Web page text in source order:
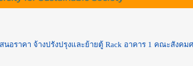
นอราคา จ้างปรังปรุงและย้ายตู้ Rack อาคาร 1 คณะสังคม